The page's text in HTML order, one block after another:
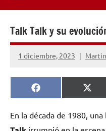
Talk Talk y su
1 diciembre, 2023
Compartir
en
Facebook
en
X
En la década de 1980,